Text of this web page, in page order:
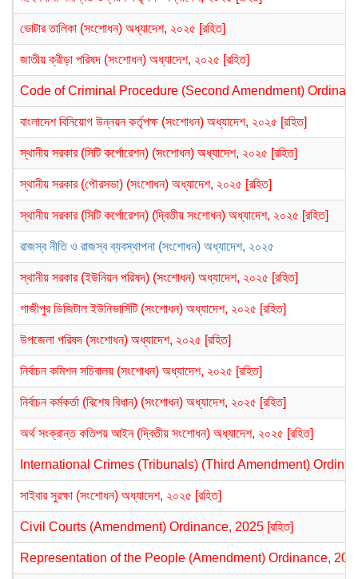
ভোটার তালিকা (সংশোধন) অধ্যাদেশ, ২০২৫ [রহিত]
জাতীয় ক্রীড়া পরিষদ (সংশোধন) অধ্যাদেশ, ২০২৫ [রহিত]
Code of Criminal Procedure (Second Amendment)
বাংলাদেশ বিনিয়োগ উন্নয়ন কর্তৃপক্ষ (সংশোধন) অধ্যাদেশ, ২০২৫ [রহিত]
স্থানীয় সরকার (সিটি কর্পোরেশন) (সংশোধন) অধ্যাদেশ, ২০২৫ [রহিত]
স্থানীয় সরকার (পৌরসভা) (সংশোধন) অধ্যাদেশ, ২০২৫ [রহিত]
স্থানীয় সরকার (সিটি কর্পোরেশন) (দ্বিতীয় সংশোধন) অধ্যাদেশ, ২০২৫ [রহিত]
রাজস্ব নীতি ও রাজস্ব ব্যবস্থাপনা (সংশোধন) অধ্যাদেশ, ২০২৫
স্থানীয় সরকার (ইউনিয়ন পরিষদ) (সংশোধন) অধ্যাদেশ, ২০২৫ [রহিত]
গাজীপুর ডিজিটাল ইউনিভার্সিটি (সংশোধন) অধ্যাদেশ, ২০২৫ [রহিত]
উপজেলা পরিষদ (সংশোধন) অধ্যাদেশ, ২০২৫ [রহিত]
নির্বাচন কমিশন সচিবালয় (সংশোধন) অধ্যাদেশ, ২০২৫ [রহিত]
নির্বাচন কর্মকর্তা (বিশেষ বিধান) (সংশোধন) অধ্যাদেশ, ২০২৫ [রহিত]
অর্থ সংক্রান্ত কতিপয় আইন (দ্বিতীয় সংশোধন) অধ্যাদেশ, ২০২৫ [রহিত]
International Crimes (Tribunals) (Third Amendment)
সাইবার সুরক্ষা (সংশোধন) অধ্যাদেশ, ২০২৫ [রহিত]
Civil Courts (Amendment) Ordinance, 2025 [রহিত]
Representation of the People (Amendment) Ordinance, 2025